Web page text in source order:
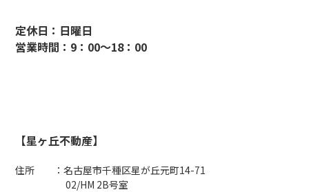
定休日：日曜日
営業時間：9：00～18：00
【星ヶ丘不動産】
住所 ：名古屋市千種区星が丘元町14-71
02/HM 2B号室